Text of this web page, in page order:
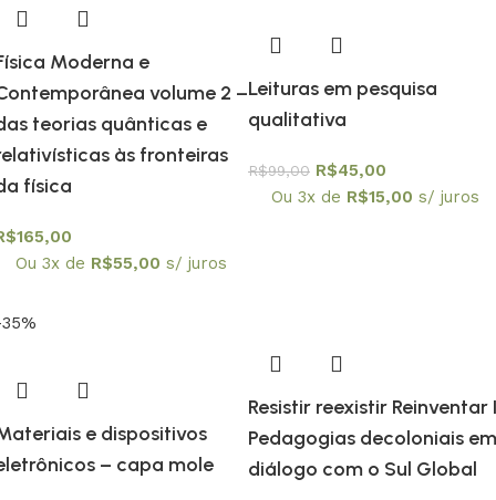
Moderna e
volume 2 –
teorias quânticas e
às fronteiras
física
165,00
Ou 3x de R$55,00 s/ juros
Leituras em pesquisa
qualitativa
R$99,00 R$45,00
Ou 3x de R$15,00 s/ juros
e dispositivos
– capa mole
Resistir reexistir Reinventar
Pedagogias decoloniais em
diálogo com o Sul Global